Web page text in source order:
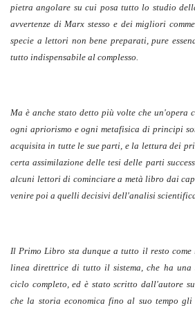
pietra angolare su cui posa tutto lo studio
avvertenze di Marx stesso e dei migliori
specie a lettori non bene preparati, pure
tutto indispensabile al complesso.
Ma è anche stato detto più volte che un'opera
ogni apriorismo e ogni metafisica di principi
acquisita in tutte le sue parti, e la lettura dei
certa assimilazione delle tesi delle parti
alcuni lettori di cominciare a metà libro dai
venire poi a quelli decisivi dell'analisi
Il Primo Libro sta dunque a tutto il resto
linea direttrice di tutto il sistema, che ha una
ciclo completo, ed è stato scritto dall'autore
che la storia economica fino al suo tempo